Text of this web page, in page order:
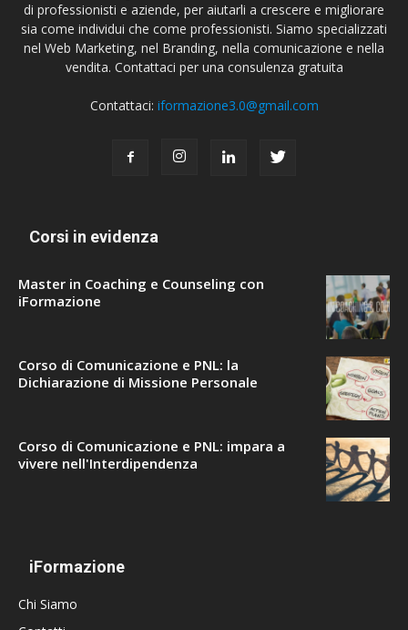
di professionisti e aziende, per aiutarli a crescere e migliorare
sia come individui che come professionisti. Siamo specializzati
nel Web Marketing, nel Branding, nella comunicazione e nella
vendita. Contattaci per una consulenza gratuita
Contattaci: iformazione3.0@gmail.com
Corsi in evidenza
Master in Coaching e Counseling con
iFormazione
Corso di Comunicazione e PNL: la
Dichiarazione di Missione Personale
Corso di Comunicazione e PNL: impara a
vivere nell'Interdipendenza
iFormazione
Chi Siamo